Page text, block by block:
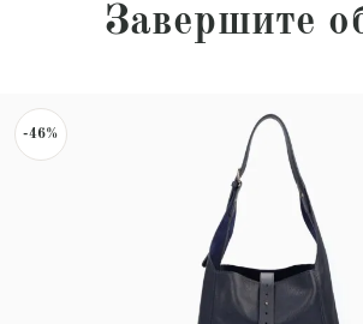
Завершите
-46%